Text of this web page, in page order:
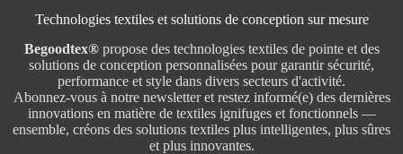
Technologies textiles et solutions de conception sur mesure
Begoodtex®propose des technologies textiles de pointe et des
solutions de conception personnalisées pour garantir sécurité,
performance et style dans divers secteurs d'activité.
Abonnez-vous à notre newsletter et restez informé(e) des dernières
innovations en matière de textiles ignifuges et fonctionnels —
ensemble, créons des solutions textiles plus intelligentes, plus sûres
et plus innovantes.